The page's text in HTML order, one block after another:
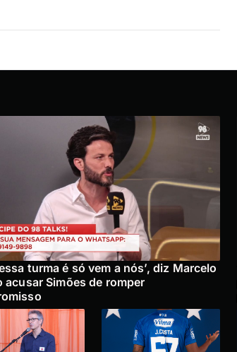
turma é só vem a nós’, diz Marcelo
acusar Simões de romper